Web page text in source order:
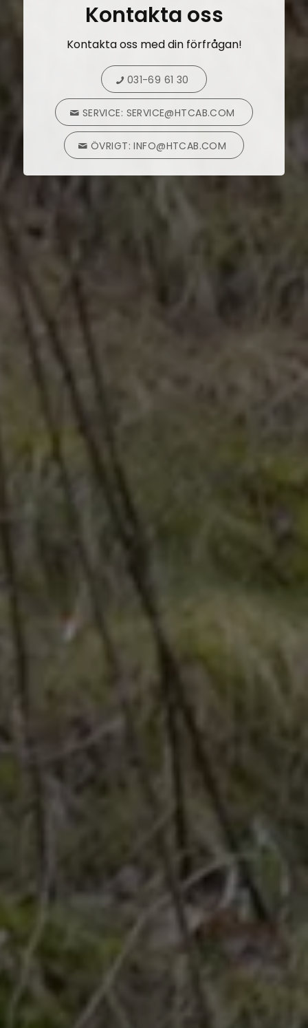
Kontakta oss
Kontakta oss med din förfrågan!
031-69 61 30
SERVICE: SERVICE@HTCAB.COM
ÖVRIGT: INFO@HTCAB.COM